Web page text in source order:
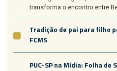
transforma o encontro entre
Tradição de pai para filho
FCMS
PUC-SP na Mídia: Folha de